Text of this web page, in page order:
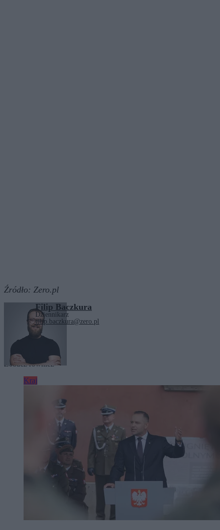
Źródło: Zero.pl
Filip Baczkura
Dziennikarz
filip.baczkura@zero.pl
Tagi:Sąd Najwyższy
Zobacz również
Kraj